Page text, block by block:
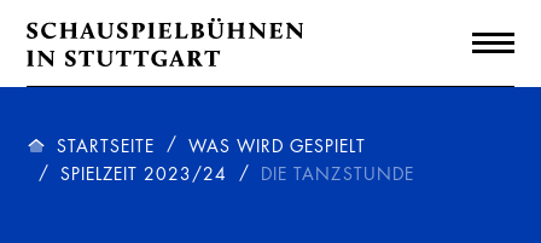
STARTSEITE
WAS WIRD GESPIELT
SPIELZEIT 2023/24
DIE TANZSTUNDE